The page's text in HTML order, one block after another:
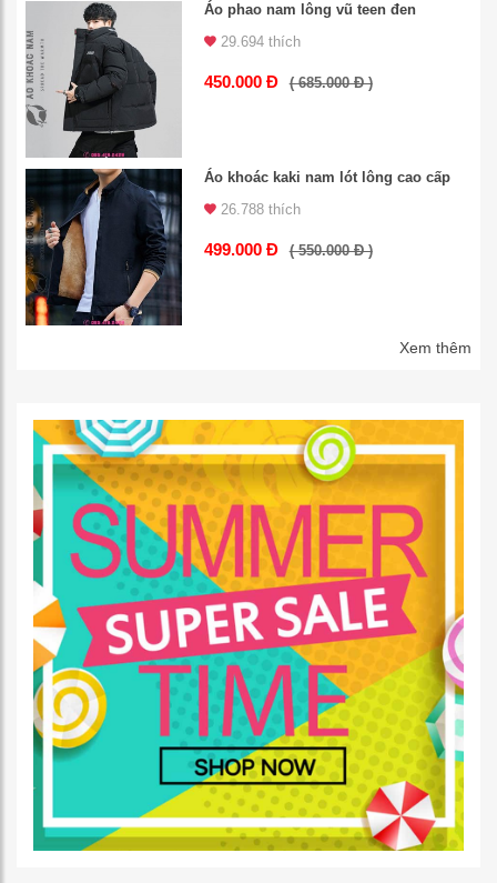
Áo phao nam lông vũ teen đen
29.694 thích
450.000 Đ ( 685.000 Đ )
Áo khoác kaki nam lót lông cao cấp
26.788 thích
499.000 Đ ( 550.000 Đ )
Xem thêm